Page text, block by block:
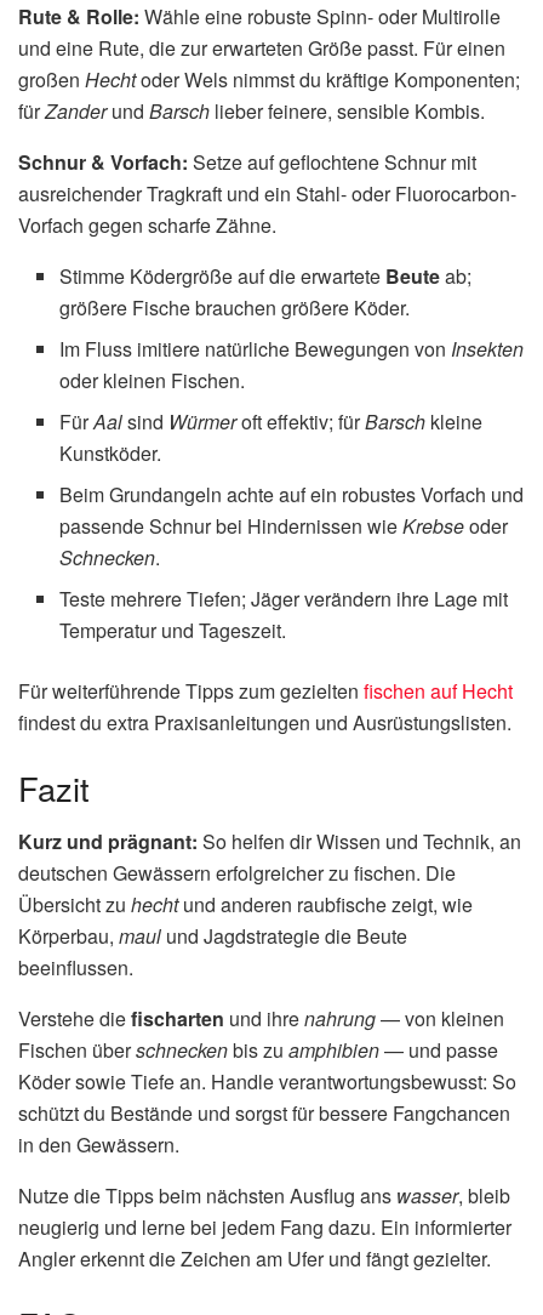
Rute & Rolle: Wähle eine robuste Spinn- oder Multirolle
und eine Rute, die zur erwarteten Größe passt. Für einen
großen Hechtoder Wels nimmst du kräftige Komponenten;
fürZanderund Barsch lieber feinere, sensible Kombis.
Schnur & Vorfach: Setze auf geflochtene Schnur mit
ausreichender Tragkraft und ein Stahl- oder Fluorocarbon-
Vorfach gegen scharfe Zähne.
Stimme Ködergröße auf die erwartete Beuteab;
größere Fische brauchen größere Köder.
Im Fluss imitiere natürliche Bewegungen von Insekten
oder kleinen Fischen.
FürAalsind Würmeroft effektiv; fürBarsch kleine
Kunstköder.
Beim Grundangeln achte auf ein robustes Vorfach und
passende Schnur bei Hindernissen wieKrebseoder
Schnecken.
Teste mehrere Tiefen; Jäger verändern ihre Lage mit
Temperatur und Tageszeit.
Für weiterführende Tipps zum gezielten fischen auf Hecht
findest du extra Praxisanleitungen und Ausrüstungslisten.
Fazit
Kurz und prägnant: So helfen dir Wissen und Technik, an
deutschen Gewässern erfolgreicher zu fischen. Die
Übersicht zu hechtund anderen raubfische zeigt, wie
Körperbau, maul und Jagdstrategie die Beute
beeinflussen.
Verstehe diefischarten und ihrenahrung— von kleinen
Fischen überschneckenbis zu amphibien— und passe
Köder sowie Tiefe an. Handle verantwortungsbewusst: So
schützt du Bestände und sorgst für bessere Fangchancen
in den Gewässern.
Nutze die Tipps beim nächsten Ausflug ans wasser, bleib
neugierig und lerne bei jedem Fang dazu. Ein informierter
Angler erkennt die Zeichen am Ufer und fängt gezielter.